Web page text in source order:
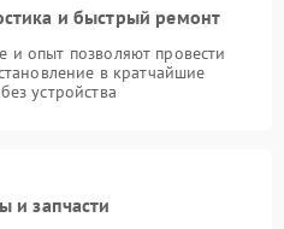
и быстрый ремонт
опыт позволяют провести
в кратчайшие
устройства
и запчасти